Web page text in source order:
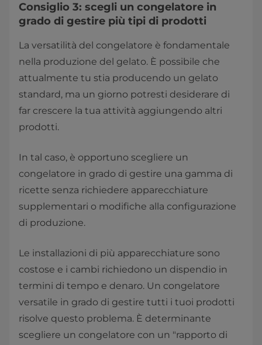
Consiglio 3: scegli un congelatore in
grado di gestire più tipi di prodotti
La versatilità del congelatore è fondamentale
nella produzione del gelato. È possibile che
attualmente tu stia producendo un gelato
standard, ma un giorno potresti desiderare di
far crescere la tua attività aggiungendo altri
prodotti.
In tal caso, è opportuno scegliere un
congelatore in grado di gestire una gamma di
ricette senza richiedere apparecchiature
supplementari o modifiche alla configurazione
di produzione.
Le installazioni di più apparecchiature sono
costose e i cambi richiedono un dispendio in
termini di tempo e denaro. Un congelatore
versatile in grado di gestire tutti i tuoi prodotti
risolve questo problema. È determinante
scegliere un congelatore con un "rapporto di